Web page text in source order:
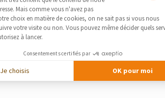
Mais comme vous n'avez pas
choix en matière de cookies, on ne sait pas si vous nous
votre visite ou non. Vous pouvez même décider quels
à lancer.
Consentements certifiés par
Je choisis OK pour moi
Axeptio consent